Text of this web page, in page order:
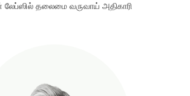
லேப்ஸில் தலைமை வருவாய் அதிகாரி